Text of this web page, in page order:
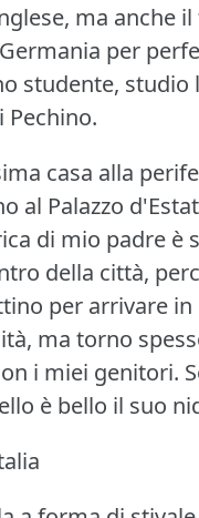
ma anche il
per
studente,
Pechino.
casa alla
al Palazzo
di mio padre è
della città,
per arrivare
ma torno
i miei genitori.
è bello il suo